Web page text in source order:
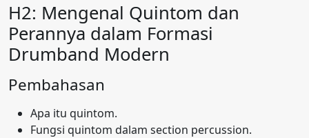
H2: Mengenal Quintom dan
Perannya dalam Formasi
Drumband Modern
Pembahasan
Apa itu quintom.
Fungsi quintom dalam section percussion.